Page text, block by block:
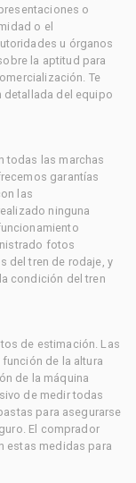
o
o el
u órganos
la aptitud para
Te
detallada del equipo
todas las marchas
garantías
las
ninguna
fotos
del tren de rodaje, y
condición del tren
de estimación. Las
de la altura
de la máquina
de medir todas
para asegurarse
El comprador
estas medidas para